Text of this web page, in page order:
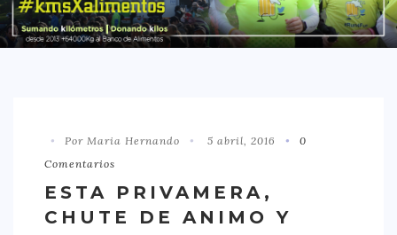
DISTRITO CHAMBERÍ
DISTRITO HORTALEZA
DISTRITO RETIRO
Por Maria Hernando 5 abril, 2016
0
Comentarios
ESTA PRIVAMERA,
CHUTE DE ANIMO Y